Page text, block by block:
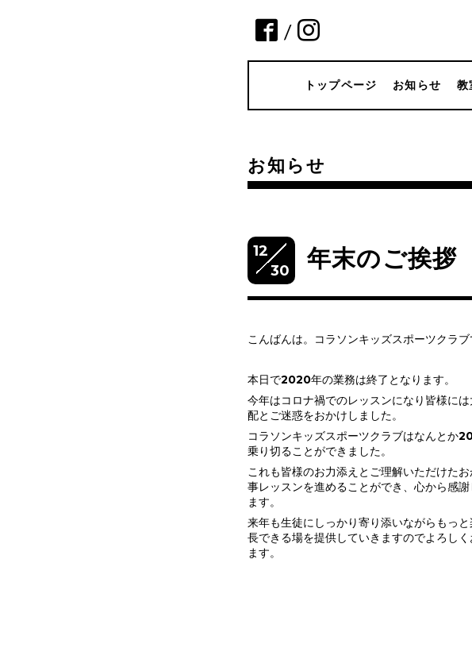
/
トップページ お知らせ 教
お知らせ
12
30
年末のご挨拶
こんばんは。コラソンキッズスポーツクラブ
本日で2020年の業務は終了となります。
今年はコロナ禍でのレッスンになり皆様に
配とご迷惑をおかけしました。
コラソンキッズスポーツクラブはなんとか
乗り切ることができました。
これも皆様のお力添えとご理解いただけた
事レッスンを進めることができ、心から感謝
ます。
来年も生徒にしっかり寄り添いながらもっ
長できる場を提供していきますのでよろしく
ます。